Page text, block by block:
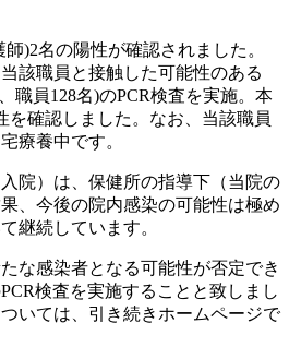
)2名の陽性が確認されました。
該職員と接触した可能性のある
職員128名)のPCR検査を実施。本
を確認しました。なお、当該職員
療養中です。
院）は、保健所の指導下（当院の
、今後の院内感染の可能性は極め
継続しています。
な感染者となる可能性が否定でき
検査を実施することと致しまし
いては、引き続きホームページで